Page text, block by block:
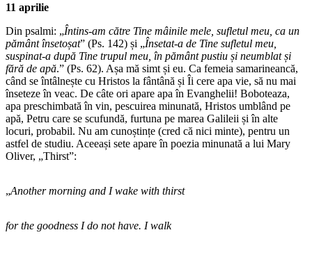
11 aprilie
Din psalmi: „Întins-am către Tine mâinile mele, sufletul meu, ca un
pământ însetoșat” (Ps. 142) și „Însetat-a de Tine sufletul meu,
suspinat-a după Tine trupul meu, în pământ pustiu și neumblat și
fără de apă.” (Ps. 62). Așa mă simt și eu. Ca femeia samarineancă,
când se întâlnește cu Hristos la fântână și Îi cere apa vie, să nu mai
înseteze în veac. De câte ori apare apa în Evanghelii! Boboteaza,
apa preschimbată în vin, pescuirea minunată, Hristos umblând pe
apă, Petru care se scufundă, furtuna pe marea Galileii și în alte
locuri, probabil. Nu am cunoștințe (cred că nici minte), pentru un
astfel de studiu. Aceeași sete apare în poezia minunată a lui Mary
Oliver, „Thirst”:
„ Another morning and I wake with thirst
for the goodness I do not have. I walk